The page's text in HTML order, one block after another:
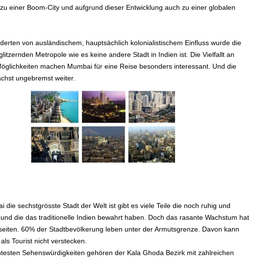
einer Boom-City und aufgrund dieser Entwicklung auch zu einer globalen
von ausländischem, hauptsächlich kolonialistischem Einfluss wurde die
Metropole wie es keine andere Stadt in Indien ist. Die Vielfallt an
machen Mumbai für eine Reise besonders interessant. Und die
ungebremst weiter.
die sechstgrösste Stadt der Welt ist gibt es viele Teile die noch ruhig und
die das traditionelle Indien bewahrt haben. Doch das rasante Wachstum hat
60% der Stadtbevölkerung leben unter der Armutsgrenze. Davon kann
Tourist nicht verstecken.
Sehenswürdigkeiten gehören der Kala Ghoda Bezirk mit zahlreichen